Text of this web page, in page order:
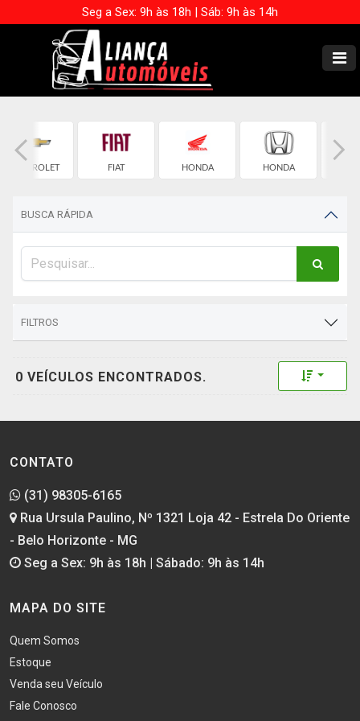
Seg a Sex: 9h às 18h | Sáb: 9h às 14h
CHEVROLET FIAT HONDA HONDA
BUSCA RÁPIDA
FILTROS
0 VEÍCULOS ENCONTRADOS. Toggle
CONTATO
(31) 98305-6165
Rua Ursula Paulino, Nº 1321 Loja 42 - Estrela Do Oriente
- Belo Horizonte - MG
Seg a Sex: 9h às 18h | Sábado: 9h às 14h
MAPA DO SITE
Quem Somos
Estoque
Venda seu Veículo
Fale Conosco